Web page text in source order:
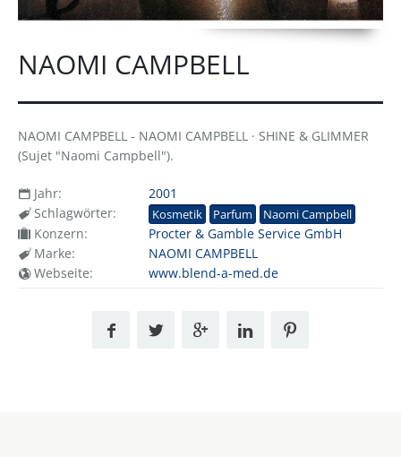
NAOMI CAMPBELL
NAOMI CAMPBELL - NAOMI CAMPBELL · SHINE & GLIMMER
(Sujet "Naomi Campbell").
Jahr:
2001
Schlagwörter:
Kosmetik Parfum Naomi Campbell
Konzern:
Procter & Gamble Service GmbH
Marke:
NAOMI CAMPBELL
Webseite:
www.blend-a-med.de